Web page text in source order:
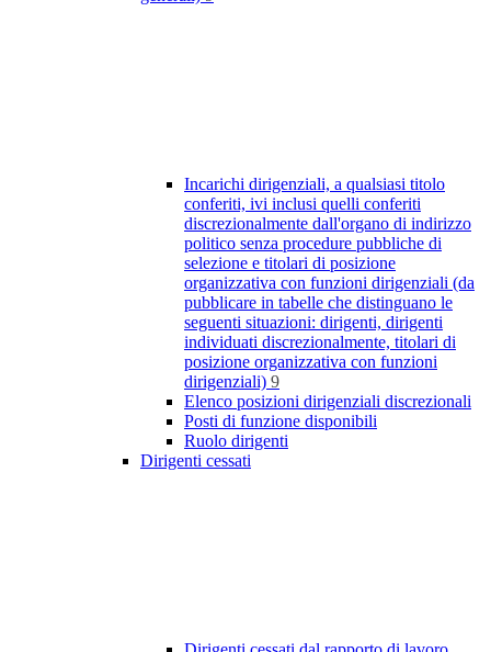
Incarichi dirigenziali, a qualsiasi titolo
conferiti, ivi inclusi quelli conferiti
discrezionalmente dall'organo di indirizzo
politico senza procedure pubbliche di
selezione e titolari di posizione
organizzativa con funzioni dirigenziali (da
pubblicare in tabelle che distinguano le
seguenti situazioni: dirigenti, dirigenti
individuati discrezionalmente, titolari di
posizione organizzativa con funzioni
dirigenziali) 9
Elenco posizioni dirigenziali discrezionali
Posti di funzione disponibili
Ruolo dirigenti
Dirigenti cessati